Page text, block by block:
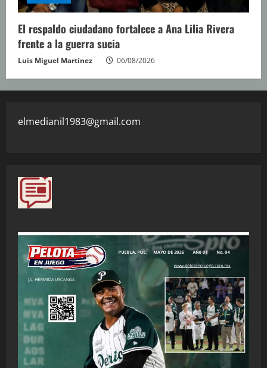
El respaldo ciudadano fortalece a Ana Lilia Rivera
frente a la guerra sucia
Luis Miguel Martínez 06/08/2026
elmedianil1983@gmail.com